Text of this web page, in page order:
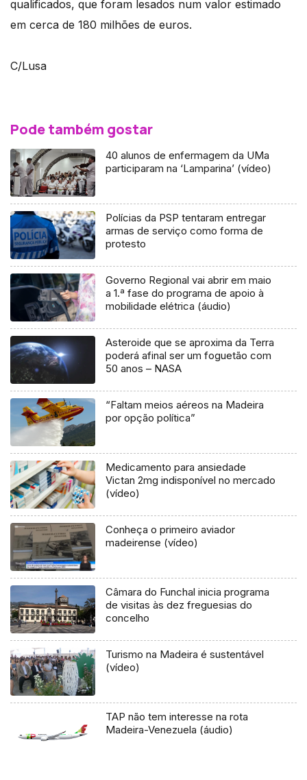
qualificados, que foram lesados num valor estimado
em cerca de 180 milhões de euros.
C/Lusa
Pode também gostar
40 alunos de enfermagem da UMa
participaram na ‘Lamparina’ (vídeo)
Polícias da PSP tentaram entregar
armas de serviço como forma de
protesto
Governo Regional vai abrir em maio
a 1.ª fase do programa de apoio à
mobilidade elétrica (áudio)
Asteroide que se aproxima da Terra
poderá afinal ser um foguetão com
50 anos – NASA
“Faltam meios aéreos na Madeira
por opção política”
Medicamento para ansiedade
Victan 2mg indisponível no mercado
(vídeo)
Conheça o primeiro aviador
madeirense (vídeo)
Câmara do Funchal inicia programa
de visitas às dez freguesias do
concelho
Turismo na Madeira é sustentável
(vídeo)
TAP não tem interesse na rota
Madeira-Venezuela (áudio)